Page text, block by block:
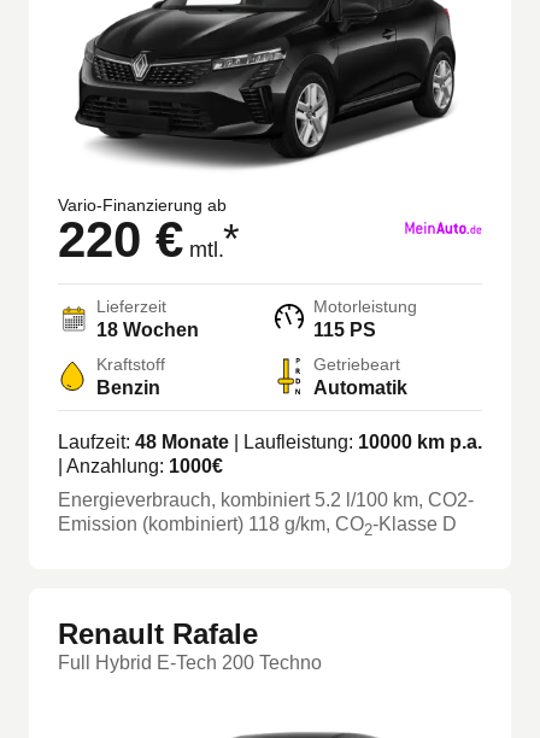
Vario-Finanzierung ab
220 € mtl.*
Lieferzeit
18 Wochen
Motorleistung
115 PS
Kraftstoff
Benzin
Getriebeart
Automatik
Laufzeit: 48 Monate | Laufleistung: 10000 km p.a.
| Anzahlung: 1000€
Energieverbrauch, kombiniert 5.2 l/100 km, CO2-
Emission (kombiniert) 118 g/km, CO2-Klasse D
Renault Rafale
Full Hybrid E-Tech 200 Techno